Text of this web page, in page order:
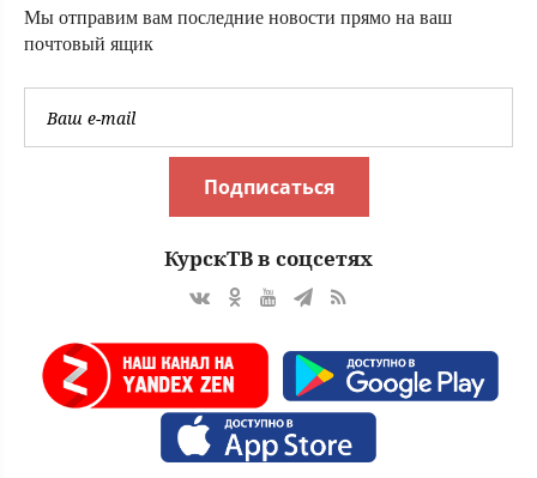
Afanasy.biz –
Тверские новости.
Новости Твери. Т
Мы отправим вам последние новости прямо на ваш
почтовый ящик
Подписаться
КурскТВ в соцсетях